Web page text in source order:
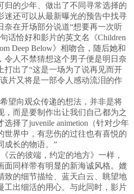
归的少年、做出了不同寻常选择的
迷还可以从最新曝光的预告中找寻
奈在开场部分说道“想要再一次听
话恰好和影片的英文名《Children
Deep Below》相吻合，随后她和
令人不禁猜想这个男子便是明日奈
打出了“这是一场为了说再见而开
片又将是一部令人感动流泪的作
向观众传递的想法，并非是将
，而是要制作出让我们自己都为之
择了juvenile animetion（针对少年
世界中，有悲伤的过往也有喜悦的
成长的物语。”
的彼端，约定的地方》一样，
面同样带有明显的新海诚风格。媲
致的细节描绘、蓝天白云、眺望地
工出细活的用心。与此同时，影片